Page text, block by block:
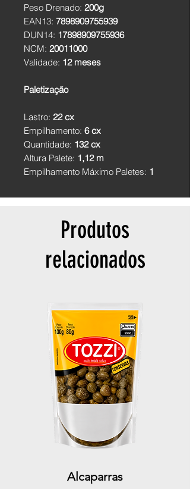
Peso Drenado: 200g
EAN13: 7898909755939
DUN14: 17898909755936
NCM: 20011000
Validade: 12 meses
Paletização
Lastro: 22 cx
Empilhamento: 6 cx
Quantidade: 132 cx
Altura Palete: 1,12 m
Empilhamento Máximo Paletes: 1
Produtos
relacionados
Alcaparras